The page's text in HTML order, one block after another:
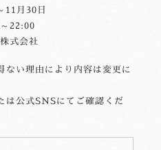
11月30日
22:00
式会社
い理由により内容は変更に
公式SNSにてご確認くだ